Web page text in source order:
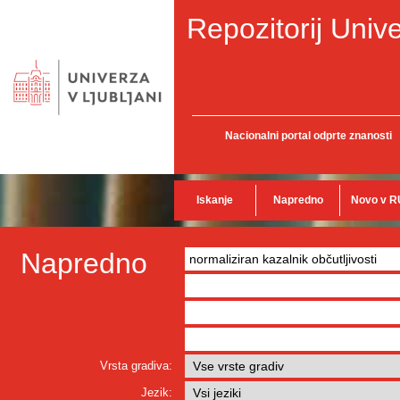
Repozitorij
Nacionalni portal odprte znanosti
Iskanje Napredno Novo v
Napredno
Vrsta gradiva:
Jezik: